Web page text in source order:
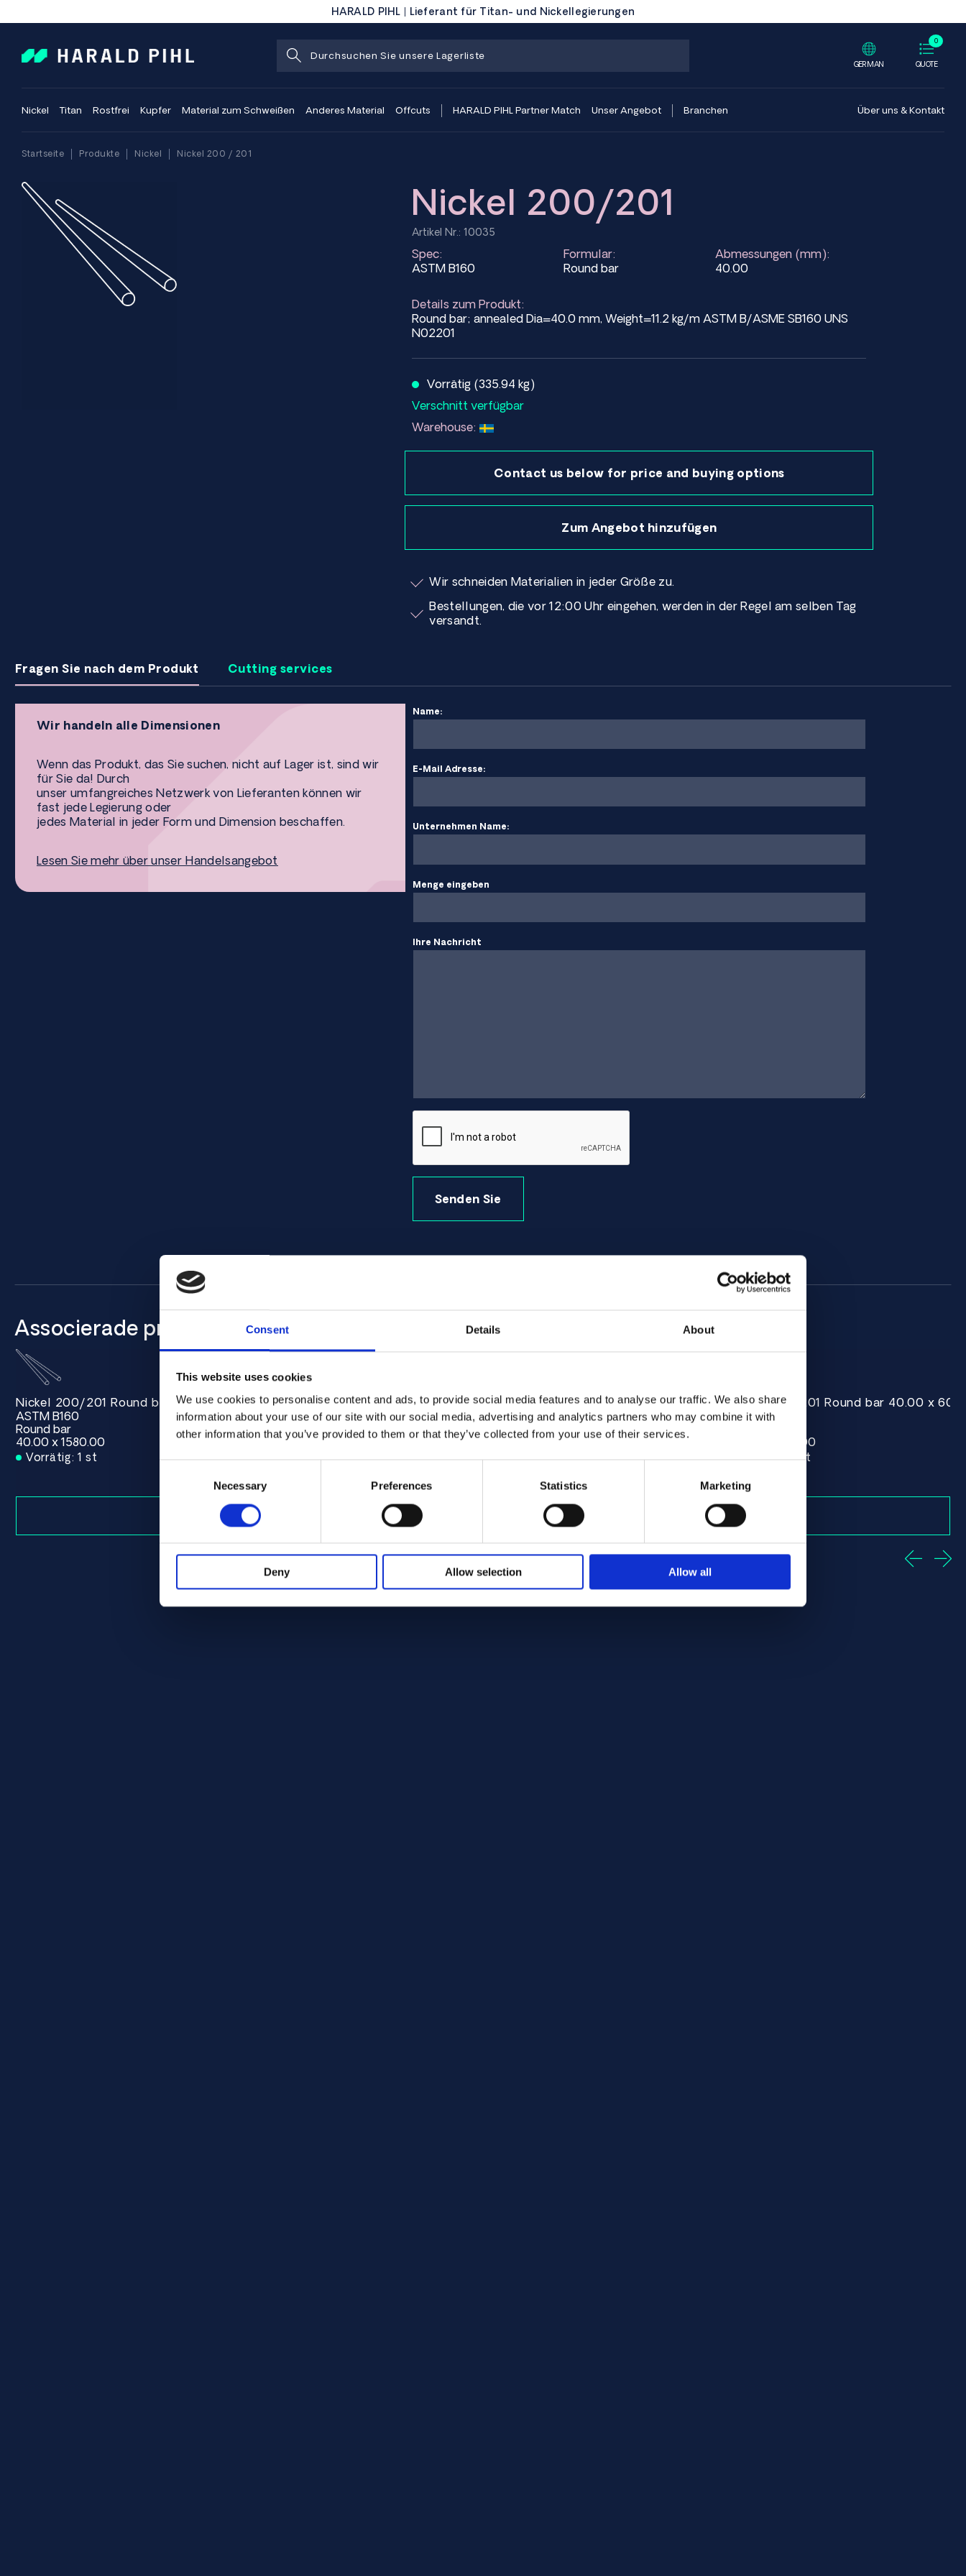
Consent Details About
This website uses cookies
We use cookies to personalise content and ads, to provide social media features and to analyse our traffic. We also share
information about your use of our site with our social media, advertising and analytics partners who may combine it with
other information that you’ve provided to them or that they’ve collected from your use of their services.
Necessary Preferences Statistics Marketing
Deny Allow selection Allow all
HARALD PIHL | Lieferant für Titan- und Nickellegierungen
0
QUOTE
GERMAN
Nickel Titan Rostfrei Kupfer Material zum Schweißen Anderes Material Offcuts HARALD PIHL Partner Match Unser Angebot Branchen Über uns & Kontakt
Startseite Produkte Nickel Nickel 200 / 201
Nickel 200/201
Artikel Nr.: 10035
Spec:
ASTM B160
Formular:
Round bar
Abmessungen (mm):
40.00
Details zum Produkt:
Round bar; annealed Dia=40.0 mm, Weight=11.2 kg/m ASTM B/ASME SB160 UNS
N02201
Vorrätig (335.94 kg)
Verschnitt verfügbar
Warehouse:
Contact us below for price and buying options
Zum Angebot hinzufügen
Wir schneiden Materialien in jeder Größe zu.
Bestellungen, die vor 12:00 Uhr eingehen, werden in der Regel am selben Tag
versandt.
Fragen Sie nach dem Produkt Cutting services
Wir handeln alle Dimensionen
Wenn das Produkt, das Sie suchen, nicht auf Lager ist, sind wir
für Sie da! Durch
unser umfangreiches Netzwerk von Lieferanten können wir
fast jede Legierung oder
jedes Material in jeder Form und Dimension beschaffen.
Lesen Sie mehr über unser Handelsangebot
Name:
E-Mail Adresse:
Unternehmen Name:
Menge eingeben
Ihre Nachricht
Senden Sie
Associerade produkter
ASTM B160 - Offcut
Nickel 200/201 Round bar 40.00 x 1580.00 ASTM B160 - Offcut
ASTM B160
Round bar
40.00 x 1580.00
Vorrätig: 1 st
Nickel 200/201 Round bar 40.00 x 1940.00 ASTM B160 - Offcut
ASTM B160
Round bar
40.00 x 1940.00
Vorrätig: 1 st
Nickel 200/201 Round bar 40.00 x 455.00 ASTM B160 - Offcut
ASTM B160
Round bar
40.00 x 455.00
Vorrätig: 1 st
Nickel 200/201 Round bar 40.00 x
ASTM B160
40.00 x 600.00
Vorrätig: 1 st